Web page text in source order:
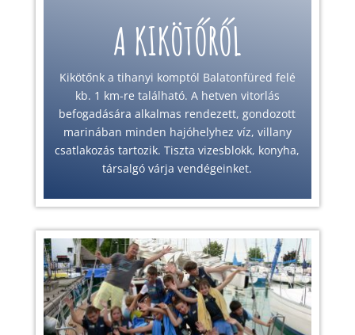
A KIKÖTŐRŐL
Kikötőnk a tihanyi komptól Balatonfüred felé
kb. 1 km-re található. A hetven vitorlás
befogadására alkalmas rendezett, gondozott
marinában minden hajóhelyhez víz, villany
csatlakozás tartozik. Tiszta vizesblokk, konyha,
társalgó várja vendégeinket.